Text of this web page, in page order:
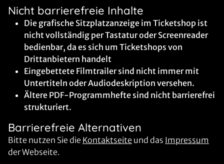
Nicht barrierefreie Inhalte
Die grafische Sitzplatzanzeige im Ticketshop ist
nicht vollständig per Tastatur oder Screenreader
bedienbar, da es sich um Ticketshops von
Drittanbietern handelt
Eingebettete Filmtrailer sind nicht immer mit
Untertiteln oder Audiodeskription versehen.
Ältere PDF-Programmhefte sind nicht barrierefrei
strukturiert.
Barrierefreie Alternativen
Bitte nutzen Sie die Kontaktseite und das Impressum
der Webseite.